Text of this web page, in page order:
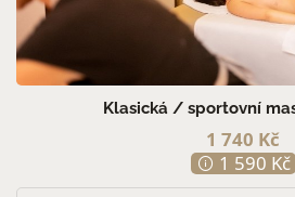
Klasická / sportovní
1 740 Kč
1 590 Kč